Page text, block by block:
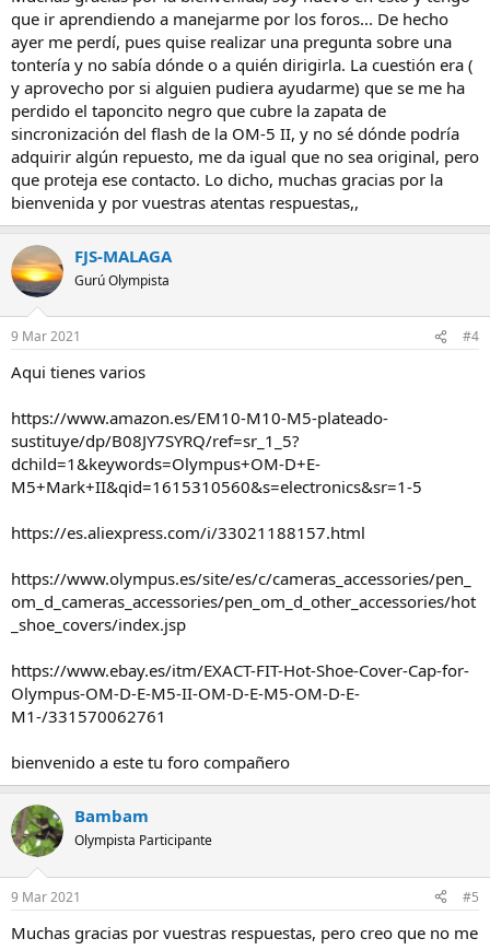
que ir aprendiendo a manejarme por los foros... De hecho
ayer me perdí, pues quise realizar una pregunta sobre una
tontería y no sabía dónde o a quién dirigirla. La cuestión era (
y aprovecho por si alguien pudiera ayudarme) que se me ha
perdido el taponcito negro que cubre la zapata de
sincronización del flash de la OM-5 II, y no sé dónde podría
adquirir algún repuesto, me da igual que no sea original, pero
que proteja ese contacto. Lo dicho, muchas gracias por la
bienvenida y por vuestras atentas respuestas,,
FJS-MALAGA
Gurú Olympista
9 Mar 2021 #4
Aqui tienes varios
https://www.amazon.es/EM10-M10-M5-plateado-
sustituye/dp/B08JY7SYRQ/ref=sr_1_5?
dchild=1&keywords=Olympus+OM-D+E-
M5+Mark+II&qid=1615310560&s=electronics&sr=1-5
https://es.aliexpress.com/i/33021188157.html
https://www.olympus.es/site/es/c/cameras_accessories/pen_
om_d_cameras_accessories/pen_om_d_other_accessories/hot
_shoe_covers/index.jsp
https://www.ebay.es/itm/EXACT-FIT-Hot-Shoe-Cover-Cap-for-
Olympus-OM-D-E-M5-II-OM-D-E-M5-OM-D-E-
M1-/331570062761
bienvenido a este tu foro compañero
Bambam
Olympista Participante
9 Mar 2021 #5
Muchas gracias por vuestras respuestas, pero creo que no me